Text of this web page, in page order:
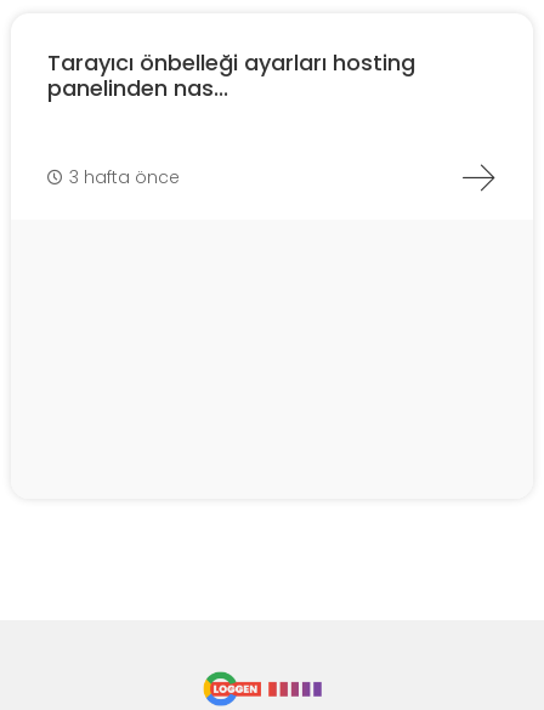
Tarayıcı önbelleği ayarları hosting
panelinden nas...
3 hafta önce